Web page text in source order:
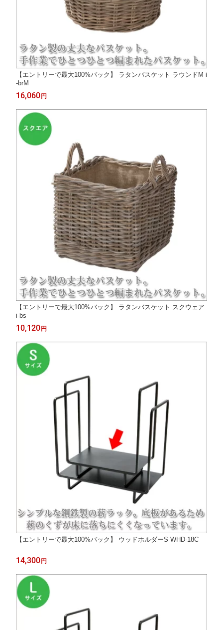
【エントリーで最大100%バック】 ラタンバスケット ラウンドM i
-brM
16,060 円
【エントリーで最大100%バック】 ラタンバスケット スクウェア
i-bs
10,120 円
【エントリーで最大100%バック】 ウッドホルダーS WHD-18C
14,300 円